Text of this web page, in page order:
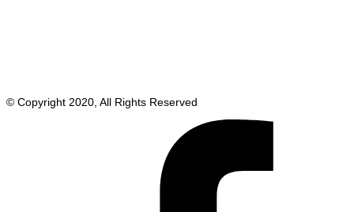
© Copyright 2020, All Rights Reserved